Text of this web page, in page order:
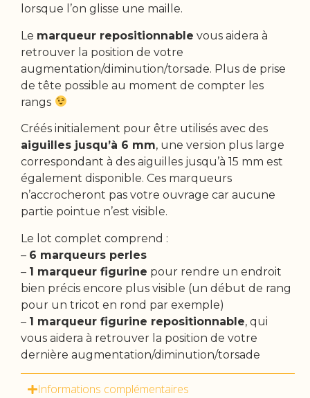
lorsque l’on glisse une maille.
Le marqueur repositionnable vous aidera à
retrouver la position de votre
augmentation/diminution/torsade. Plus de prise
de tête possible au moment de compter les
rangs
Créés initialement pour être utilisés avec des
aiguilles jusqu’à 6 mm, une version plus large
correspondant à des aiguilles jusqu’à 15 mm est
également disponible. Ces marqueurs
n’accrocheront pas votre ouvrage car aucune
partie pointue n’est visible.
Le lot complet comprend :
– 6 marqueurs perles
– 1 marqueur figurine pour rendre un endroit
bien précis encore plus visible (un début de rang
pour un tricot en rond par exemple)
– 1 marqueur figurine repositionnable, qui
vous aidera à retrouver la position de votre
dernière augmentation/diminution/torsade
Informations complémentaires